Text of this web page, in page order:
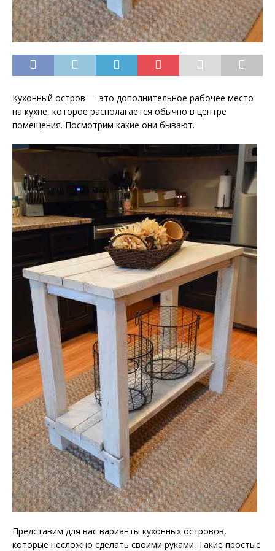
Кухонный остров — это дополнительное рабочее место
на кухне, которое располагается обычно в центре
помещения. Посмотрим какие они бывают.
Представим для вас варианты кухонных островов,
которые несложно сделать своими руками. Такие простые